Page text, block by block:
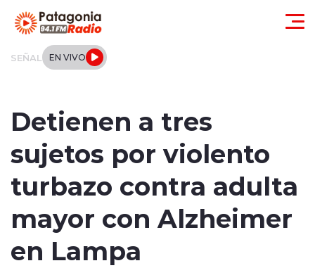
SEÑAL EN VIVO
Local
Internacional
Detienen a tres
sujetos por violento
turbazo contra adulta
mayor con Alzheimer
en Lampa